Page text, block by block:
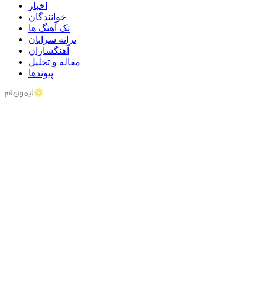
اخبار
خوانندگان
تک آهنگ ها
ترانه سرایان
آهنگسازان
مقاله و تحلیل
پیوندها